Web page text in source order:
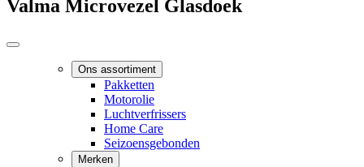
Valma Microvezel Glasdoek
Ons assortiment
Pakketten
Motorolie
Luchtverfrissers
Home Care
Seizoensgebonden
Merken